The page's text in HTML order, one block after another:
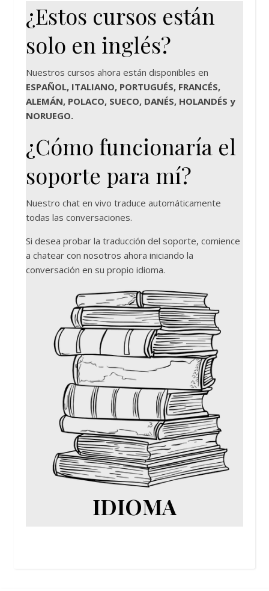
¿Estos cursos están
solo en inglés?
Nuestros cursos ahora están disponibles en
ESPAÑOL, ITALIANO, PORTUGUÉS, FRANCÉS,
ALEMÁN, POLACO, SUECO, DANÉS, HOLANDÉS y
NORUEGO.
¿Cómo funcionaría el
soporte para mí?
Nuestro chat en vivo traduce automáticamente
todas las conversaciones.
Si desea probar la traducción del soporte, comience
a chatear con nosotros ahora iniciando la
conversación en su propio idioma.
IDIOMA